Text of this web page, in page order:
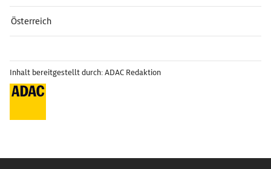
Österreich
Inhalt bereitgestellt durch: ADAC Redaktion